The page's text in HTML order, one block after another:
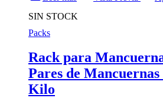
SIN STOCK
Packs
Rack para
Pares de Mancuernas
Kilo